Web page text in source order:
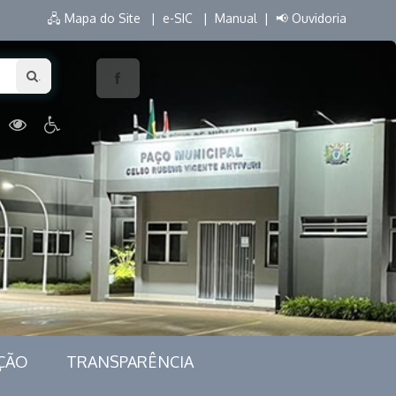
🖧 Mapa do Site | e-SIC | Manual | 📢 Ouvidoria
TRANSPARÊNCIA